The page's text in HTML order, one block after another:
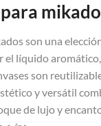
son una
líquido
son
y versátil
de lujo y